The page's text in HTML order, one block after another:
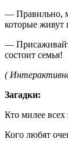
— Правильно,
которые живут
—
состоит семья!
(
Загадки:
Кто милее всех
Кого любят